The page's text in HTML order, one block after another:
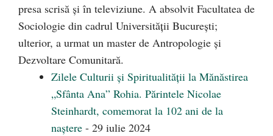
presa scrisă și în televiziune. A absolvit Facultatea de
Sociologie din cadrul Universității București;
ulterior, a urmat un master de Antropologie și
Dezvoltare Comunitară.
Zilele Culturii și Spiritualității la Mănăstirea
„Sfânta Ana” Rohia. Părintele Nicolae
Steinhardt, comemorat la 102 ani de la
naștere - 29 iulie 2024